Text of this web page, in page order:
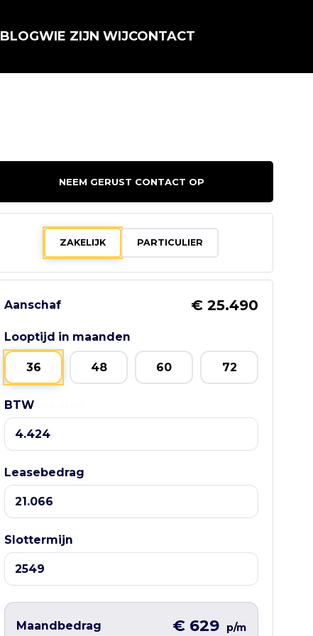
BLOGWIE ZIJN WIJCONTACT
NEEM GERUST CONTACT OP
ZAKELIJK PARTICULIER
Aanschaf € 25.490
Looptijd in maanden
36 48 60 72
BTW
Leasebedrag
Leasebedrag
Slottermijn
Maandbedrag € 629 p/m